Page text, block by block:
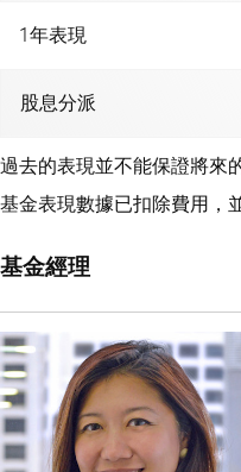
1年表現
股息分派
過去的表現並不能保證將來
基金表現數據已扣除費用，
基金經理